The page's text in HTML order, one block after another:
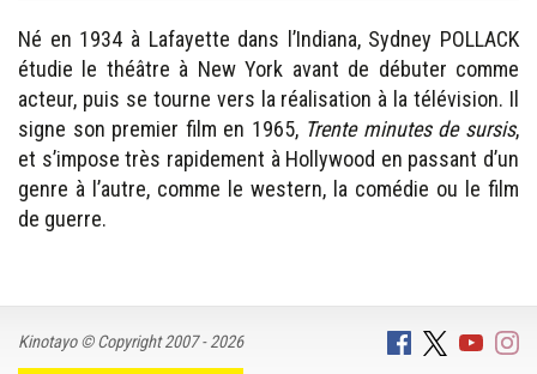
Né en 1934 à Lafayette dans l’Indiana, Sydney POLLACK
étudie le théâtre à New York avant de débuter comme
acteur, puis se tourne vers la réalisation à la télévision. Il
signe son premier film en 1965, Trente minutes de sursis,
et s’impose très rapidement à Hollywood en passant d’un
genre à l’autre, comme le western, la comédie ou le film
de guerre.
Kinotayo © Copyright 2007 - 2026